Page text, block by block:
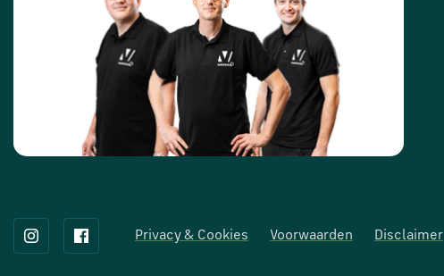
Privacy & Cookies Voorwaarden Disclaimer